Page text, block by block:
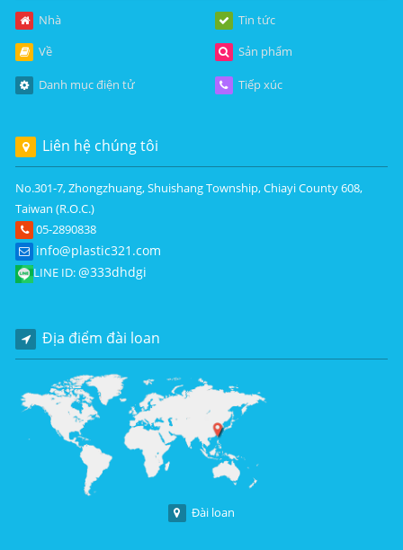
Nhà
Về
Tin tức
Sản phẩm
Danh mục điện tử Tiếp xúc
Liên hệ chúng tôi
No.301-7, Zhongzhuang, Shuishang Township, Chiayi County 608,
Taiwan (R.O.C.)
05-2890838
info@plastic321.com
LINE ID:@333dhdgi
Địa điểm đài loan
Đài loan